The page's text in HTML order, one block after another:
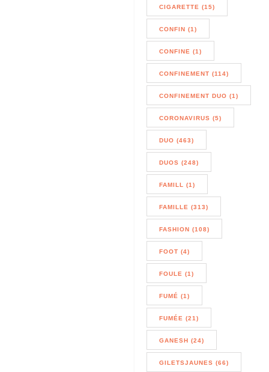
CIGARETTE (15)
CONFIN (1)
CONFINE (1)
CONFINEMENT (114)
CONFINEMENT DUO (1)
CORONAVIRUS (5)
DUO (463)
DUOS (248)
FAMILL (1)
FAMILLE (313)
FASHION (108)
FOOT (4)
FOULE (1)
FUMÉ (1)
FUMÉE (21)
GANESH (24)
GILETSJAUNES (66)